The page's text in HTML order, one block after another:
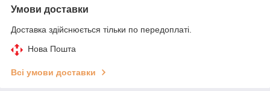
Умови доставки
Доставка здійснюється тільки по передоплаті.
Нова Пошта
Всі умови доставки